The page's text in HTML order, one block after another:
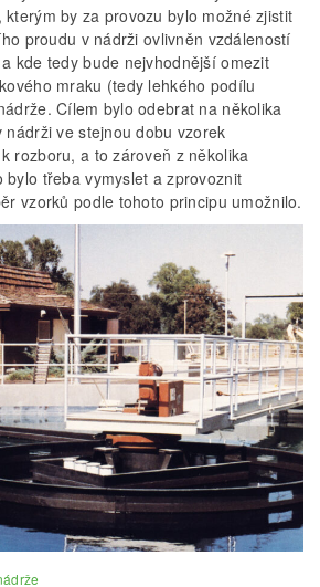
by za provozu bylo možné zjistit
proudu v nádrži ovlivněn vzdáleností
kde tedy bude nejvhodnější omezit
mraku (tedy lehkého podílu
Cílem bylo odebrat na několika
ve stejnou dobu vzorek
rozboru, a to zároveň z několika
bylo třeba vymyslet a zprovoznit
vzorků podle tohoto principu umožnilo.